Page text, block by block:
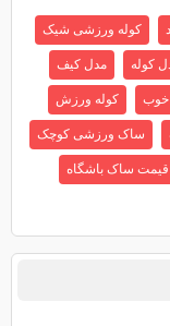
کوله ورزشی شیک
کوله مدل کیف
کوله ورزش
ساک ورزشی کوچک
قیمت ساک باشگاه